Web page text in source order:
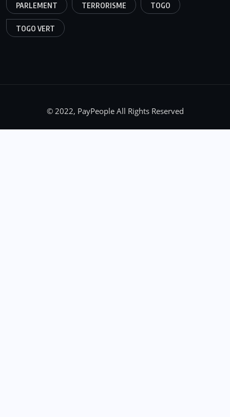
PARLEMENT TERRORISME TOGO
TOGO VERT
© 2022, PayPeople All Rights Reserved